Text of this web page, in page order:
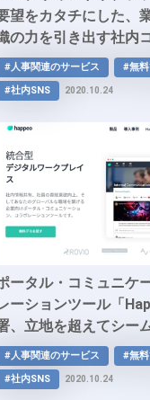
望をカタチにした、
の力を引き出す社内
ツール「ZONE」
#人事関連のサービス
#無
#社内SNS
2020.10.24
ータル・コミュニケ
ーションツール「
、立地を超えてシー
ションを実現させ、
ージメントの向上を
#人事関連のサービス
#無
#社内SNS
2020.10.24